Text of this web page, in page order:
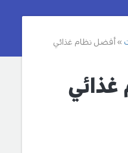
أفضل نظام غذائي